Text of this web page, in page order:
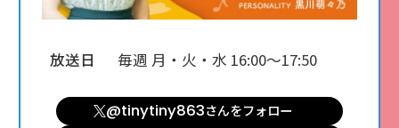
放送日 毎週 月・火・水 16:00〜17:50
@tinytiny863さんをフォロー